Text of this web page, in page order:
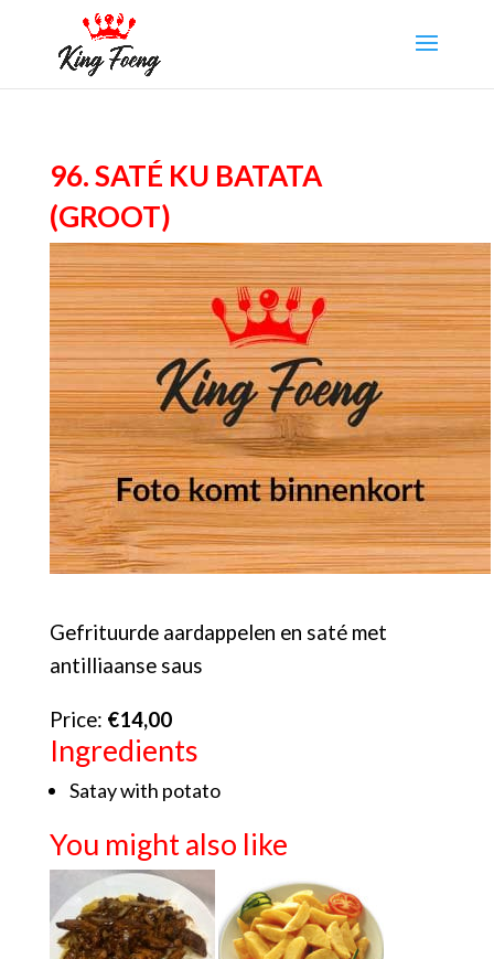
96. Saté Ku Batata
(groot)
Gefrituurde aardappelen en saté met
antilliaanse saus
Price: €14,00
Ingredients
Satay with potato
You might also like